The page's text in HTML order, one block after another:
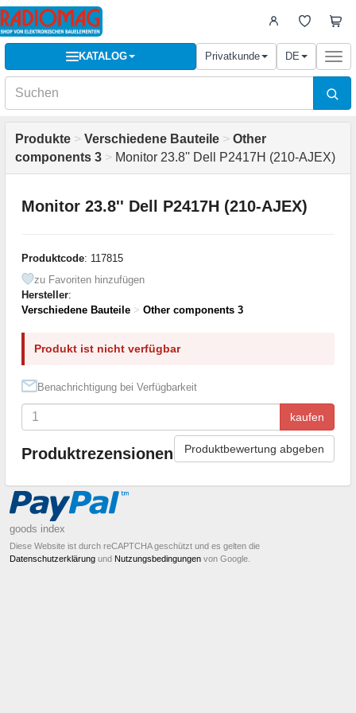
KATALOG Privatkunde DE
Produkte > Verschiedene Bauteile > Other
components 3 > Monitor 23.8'' Dell P2417H (210-AJEX)
Monitor 23.8'' Dell P2417H (210-AJEX)
Produktcode: 117815
zu Favoriten hinzufügen
Hersteller:
Verschiedene Bauteile > Other components 3
Produkt ist nicht verfügbar
Benachrichtigung bei Verfügbarkeit
kaufen
Produktrezensionen Produktbewertung abgeben
goods index
Diese Website ist durch reCAPTCHA geschützt und es gelten die
Datenschutzerklärung und Nutzungsbedingungen von Google.